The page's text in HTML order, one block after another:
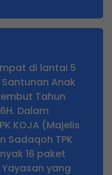
di lantai 5
Anak
Tahun
Dalam
KOJA (Majelis
Sadaqoh TPK
16 paket
yang